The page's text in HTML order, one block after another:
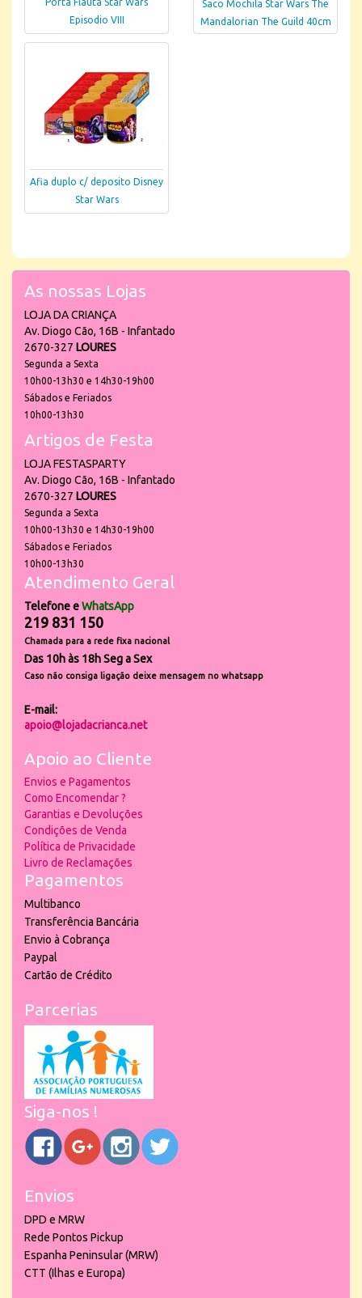
Episodio VIII
Saco Mochila Star Wars The
Mandalorian The Guild 40cm
Afia duplo c/ deposito Disney
Star Wars
As nossas Lojas
LOJA DA CRIANÇA
Av. Diogo Cão, 16B - Infantado
2670-327 LOURES
Segunda a Sexta
10h00-13h30 e 14h30-19h00
Sábados e Feriados
10h00-13h30
Artigos de Festa
LOJA FESTASPARTY
Av. Diogo Cão, 16B - Infantado
2670-327 LOURES
Segunda a Sexta
10h00-13h30 e 14h30-19h00
Sábados e Feriados
10h00-13h30
Atendimento Geral
Telefone eWhatsApp
219 831 150
Chamada para a rede fixa nacional
Das 10h às 18h Seg a Sex
Caso não consiga ligação deixe mensagem no whatsapp
E-mail:
apoio@lojadacrianca.net
Apoio ao Cliente
Envios e Pagamentos
Como Encomendar ?
Garantias e Devoluções
Condições de Venda
Política de Privacidade
Livro de Reclamações
Pagamentos
Multibanco
Transferência Bancária
Envio à Cobrança
Paypal
Cartão de Crédito
Parcerias
Siga-nos !
Envios
DPD e MRW
Rede Pontos Pickup
Espanha Peninsular (MRW)
CTT (Ilhas e Europa)